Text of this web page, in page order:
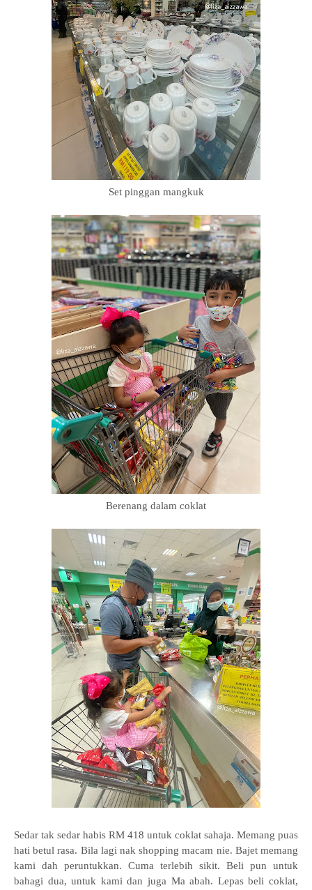
Set pinggan mangkuk
Berenang dalam coklat
Sedar tak sedar habis RM 418 untuk coklat sahaja. Memang puas
hati betul rasa. Bila lagi nak shopping macam nie. Bajet memang
kami dah peruntukkan. Cuma terlebih sikit. Beli pun untuk
bahagi dua, untuk kami dan juga Ma abah. Lepas beli coklat,